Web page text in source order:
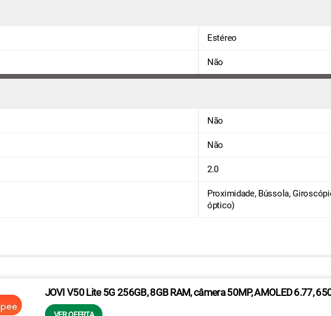
Estéreo
Não
Não
Não
2.0
Proximidade, Bússola,
óptico)
JOVI V50 Lite 5G 256GB, 8GB RAM, câmera 50MP, AMOLED 6.77,